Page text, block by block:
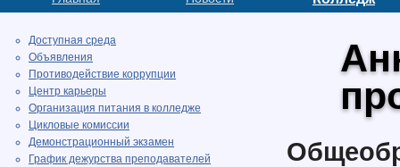
Доступная среда
Объявления
Противодействие коррупции
Центр карьеры
Организация питания в колледже
Цикловые комиссии
Демонстрационный экзамен
График дежурства преподавателей